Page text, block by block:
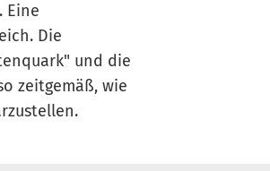
Eine
Die
und die
zeitgemäß, wie